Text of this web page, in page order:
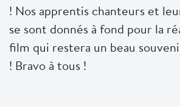
! Nos apprentis chanteurs et
se sont donnés à fond pour la
film qui restera un beau
! Bravo à tous !